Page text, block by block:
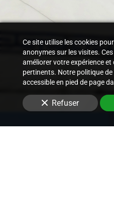
Ce site utilise les cookies
anonymes sur les visites.
améliorer votre expérience
pertinents. Notre politique
accessible en pied de page
Refuser